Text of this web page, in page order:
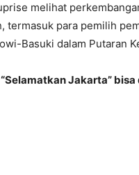
melihat
termasuk para pemilih
Basuki dalam Putaran
Jakarta”